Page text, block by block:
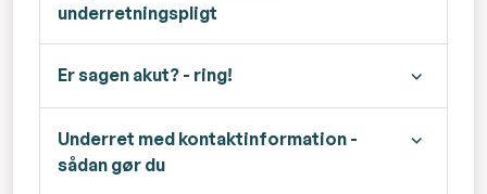
underretningspligt
Er sagen akut? - ring!
Underret med kontaktinformation -
sådan gør du